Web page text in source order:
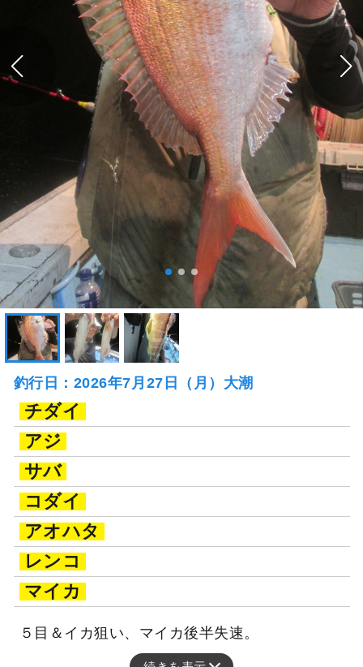
釣行日：2026年7月27日（月）大潮
チダイ
アジ
サバ
コダイ
アオハタ
レンコ
マイカ
５目＆イカ狙い、マイカ後半失速。